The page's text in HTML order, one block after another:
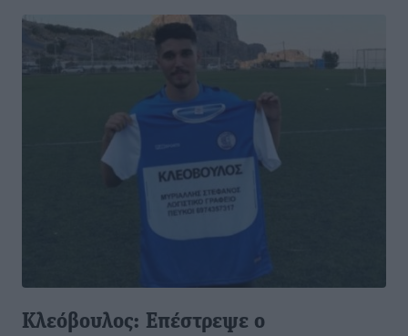
Κλεόβουλος: Επέστρεψε ο